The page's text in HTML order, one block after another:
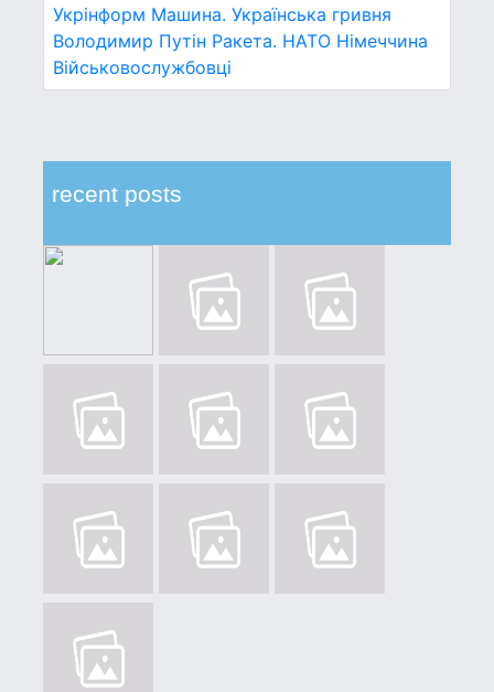
Укрінформ Машина. Українська гривня
Володимир Путін Ракета. НАТО Німеччина
Військовослужбовці
recent posts